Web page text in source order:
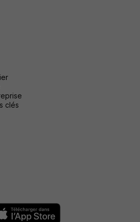
clés